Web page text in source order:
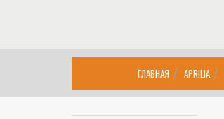
ГЛАВНАЯ APRILIA